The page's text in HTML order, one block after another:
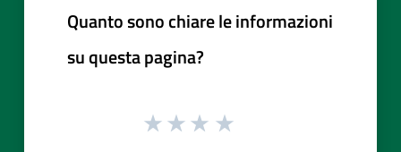
Quanto sono chiare le informazioni
su questa pagina?